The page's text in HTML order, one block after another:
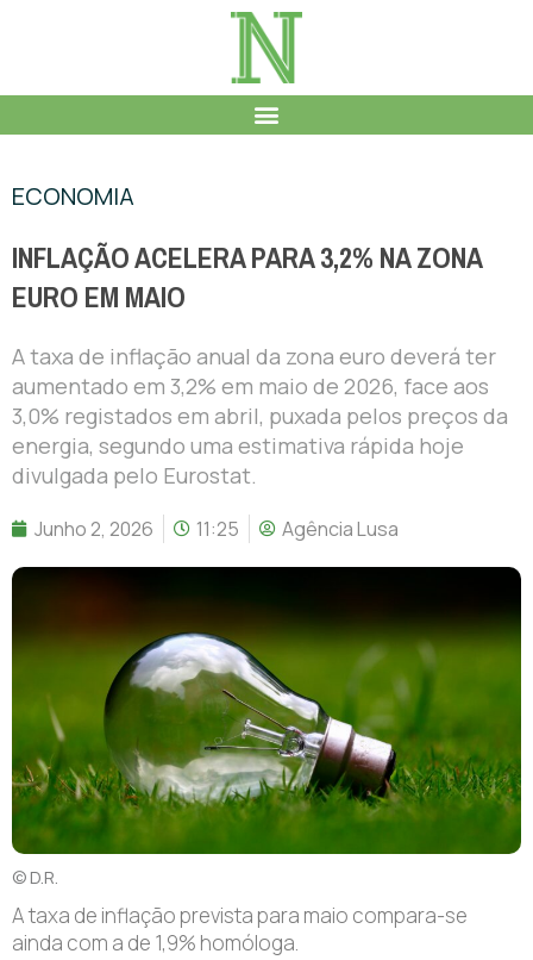
ECONOMIA
INFLAÇÃO ACELERA PARA 3,2% NA ZONA
EURO EM MAIO
A taxa de inflação anual da zona euro deverá ter
aumentado em 3,2% em maio de 2026, face aos
3,0% registados em abril, puxada pelos preços da
energia, segundo uma estimativa rápida hoje
divulgada pelo Eurostat.
Junho 2, 2026 11:25 Agência Lusa
© D.R.
A taxa de inflação prevista para maio compara-se
ainda com a de 1,9% homóloga.